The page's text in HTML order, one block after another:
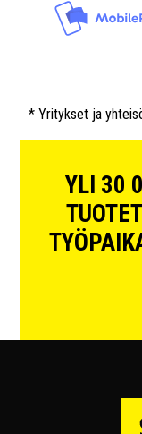
* Yritykset ja
YLI 30